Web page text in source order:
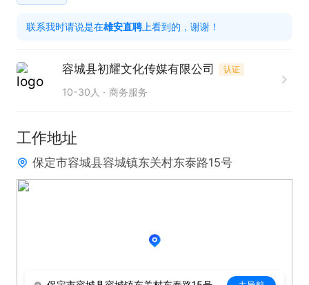
📋 任职要求
▪ 普通话流畅，音色有辨识度即可
▪ 态度端正，愿意长期发展，服从安排
▪ 每日在岗6-8小时，全程不露脸语音直播
🎁 优厚福利
🔹 包住宿+配套设备，单间独卫，环境舒适
🔹 节日福利+定期团建，工作氛围轻松
联系我时请说是在雄安直聘 上看到的，谢谢！
容城县初耀文化传媒有限公司 认证
10-30人 商务服务
工作地址
保定市容城县容城镇东关村东泰路15号